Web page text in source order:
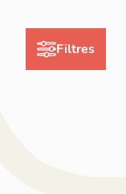
Filtres